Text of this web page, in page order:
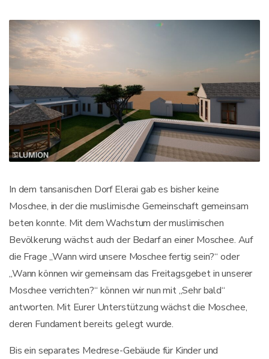
In dem tansanischen Dorf Elerai gab es bisher keine
Moschee, in der die muslimische Gemeinschaft gemeinsam
beten konnte. Mit dem Wachstum der muslimischen
Bevölkerung wächst auch der Bedarf an einer Moschee. Auf
die Frage „Wann wird unsere Moschee fertig sein?“ oder
„Wann können wir gemeinsam das Freitagsgebet in unserer
Moschee verrichten?“ können wir nun mit „Sehr bald“
antworten. Mit Eurer Unterstützung wächst die Moschee,
deren Fundament bereits gelegt wurde.
Bis ein separates Medrese-Gebäude für Kinder und